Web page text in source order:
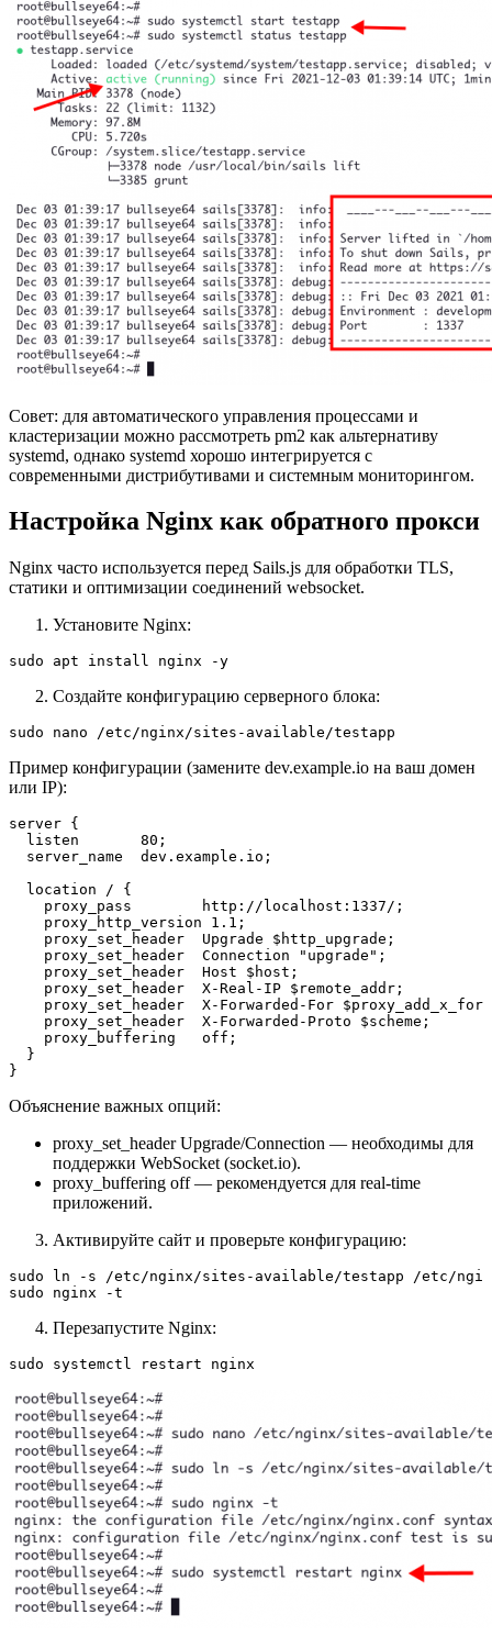
Совет: для автоматического управления процессами и
кластеризации можно рассмотреть pm2 как альтернативу
systemd, однако systemd хорошо интегрируется с
современными дистрибутивами и системным мониторингом.
Настройка Nginx как обратного прокси
Nginx часто используется перед Sails.js для обработки TLS,
статики и оптимизации соединений websocket.
Установите Nginx:
sudo apt install nginx -y
Создайте конфигурацию серверного блока:
sudo nano /etc/nginx/sites-available/testapp
Пример конфигурации (замените dev.example.io на ваш домен
или IP):
server {
  listen       80;
  server_name  dev.example.io;
  location / {
    proxy_pass        http://localhost:1337/;
    proxy_http_version 1.1;
    proxy_set_header  Upgrade $http_upgrade;
    proxy_set_header  Connection "upgrade";
    proxy_set_header  Host $host;
    proxy_set_header  X-Real-IP $remote_addr;
proxy_set_header  X-Forwarded-For
    proxy_set_header  X-Forwarded-Proto $scheme;
    proxy_buffering   off;
  }
}
Объяснение важных опций:
proxy_set_header Upgrade/Connection — необходимы для
поддержки WebSocket (socket.io).
proxy_buffering off — рекомендуется для real‑time
приложений.
Активируйте сайт и проверьте конфигурацию:
sudo ln -s /etc/nginx/sites-available/testapp /etc/
sudo nginx -t
Перезапустите Nginx:
sudo systemctl restart nginx